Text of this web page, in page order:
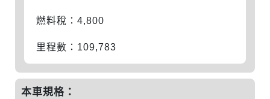
燃料稅：4,800
里程數：109,783
本車規格：